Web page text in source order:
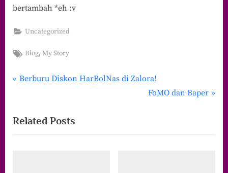
bertambah *eh :v
Uncategorized
Tags:
Blog,My Story
Navigasi
P
v
i
Berburu Diskon HarBolNas di Zalora!
N
t
FoMO dan Baper
Related Posts